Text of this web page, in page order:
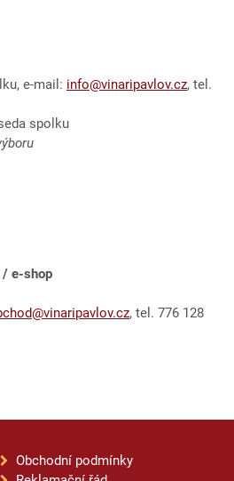
e-mail: info@vinaripavlov.cz, tel.
spolku
e-shop
, tel. 776 128
Obchodní podmínky